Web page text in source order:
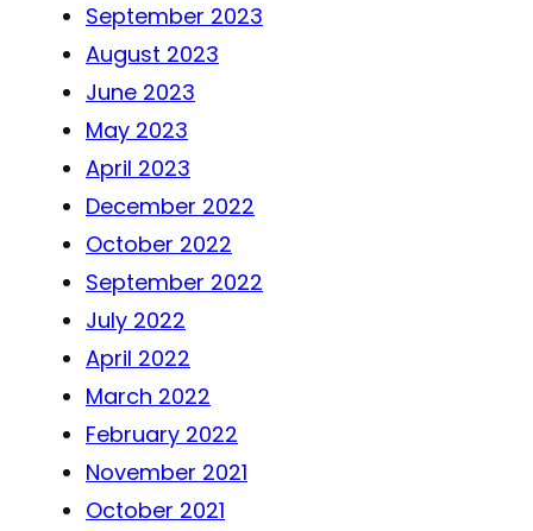
September 2023
August 2023
June 2023
May 2023
April 2023
December 2022
October 2022
September 2022
July 2022
April 2022
March 2022
February 2022
November 2021
October 2021